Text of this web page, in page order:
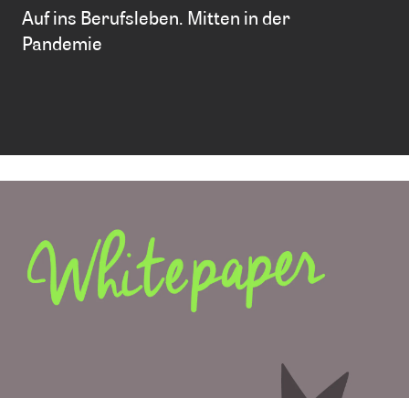
Auf ins Berufsleben. Mitten in der
Pandemie
eee